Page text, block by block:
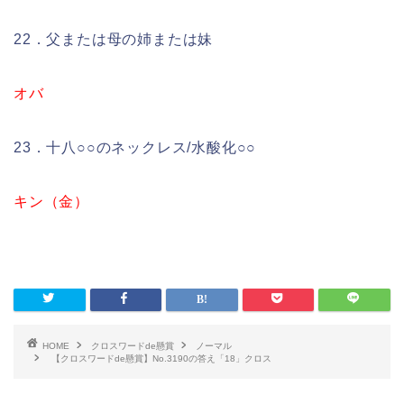
22．父または母の姉または妹
オバ
23．十八○○のネックレス/水酸化○○
キン（金）
HOME クロスワードde懸賞
ノーマル
【クロスワードde懸賞】No.3190の答え「18」クロス